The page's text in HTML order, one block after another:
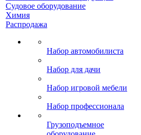
Судовое оборудование
Химия
Распродажа
Набор автомобилиста
Набор для дачи
Набор игровой мебели
Набор профессионала
Грузоподъемное